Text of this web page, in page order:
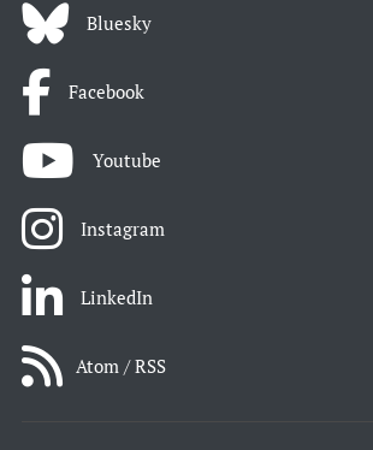
Bluesky
Facebook
Youtube
Instagram
LinkedIn
Atom / RSS